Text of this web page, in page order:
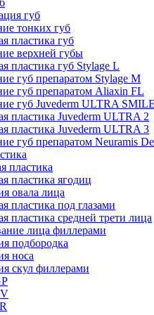
губ
тонких губ
пластика губ
верхней губы
пластика губ Stylage L
губ препаратом Stylage M
губ препаратом Aliaxin FL
губ Juvederm ULTRA
пластика Juvederm ULTRA 2
пластика Juvederm ULTRA 3
губ препаратом Neuramis
пластика
пластика ягодиц
овала лица
пластика под глазами
пластика средней трети лица
лица филлерами
подбородка
носа
скул филлерами